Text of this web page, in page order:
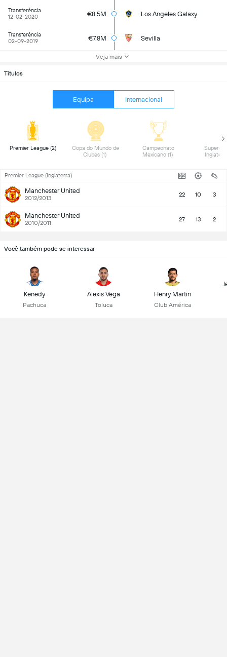
Transferéncia
12-02-2020
€8.5M Los Angeles Galaxy
Transferéncia
02-09-2019
€7.8M Sevilla
Veja mais
Titulos
Equipa Internacional
Premier League (2)
Copa do Mundo de
Campeonato
Premier League (Inglaterra)
Manchester United
2012/2013 22 10 3
Manchester United
2010/2011 27 13 2
Você também pode se interessar
Kenedy
Pachuca
Alexis Vega
Toluca
Henry Martin
Club América